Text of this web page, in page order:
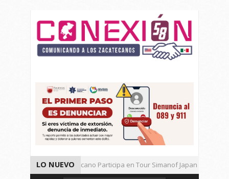
LO NUEVO
Universitario Zacatecano Participa en Tour Simanof Japan 2026
Implementa SAMA Estrategia de Reciclaje con Empresa PetStar